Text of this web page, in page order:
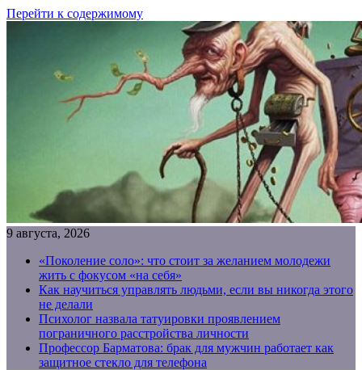
Перейти к содержимому
9 августа, 2026
«Поколение соло»: что стоит за желанием молодежи
жить с фокусом «на себя»
Как научиться управлять людьми, если вы никогда этого
не делали
Психолог назвала татуировки проявлением
пограничного расстройства личности
Профессор Барматова: брак для мужчин работает как
защитное стекло для телефона